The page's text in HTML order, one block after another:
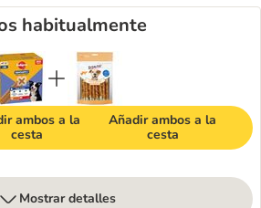
habitualmente
ambos a la
cesta
Añadir ambos a la
cesta
Mostrar detalles